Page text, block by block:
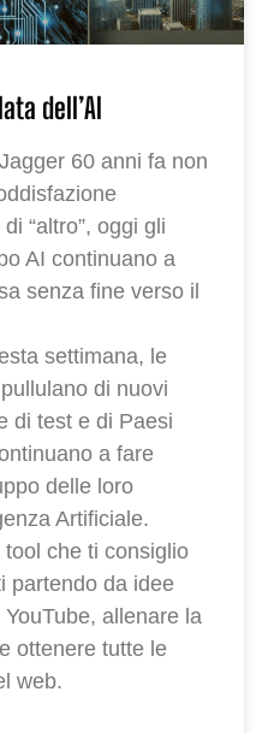
dell’AI
60 anni fa non
“altro”, oggi gli
AI continuano a
senza fine verso il
settimana, le
di nuovi
di test e di Paesi
a fare
delle loro
Artificiale.
tool che ti consiglio
partendo da idee
allenare la
ottenere tutte le
web.